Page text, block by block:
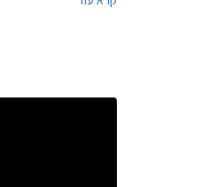
לגרסת הכניסה אדישן
הכוללת פונקציית